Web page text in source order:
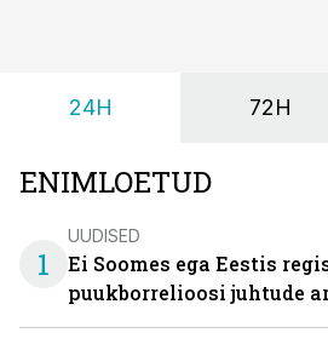
24H 72H
ENIMLOETUD
1
UUDISED
Ei Soomes ega Eestis
puukborrelioosi juhtude